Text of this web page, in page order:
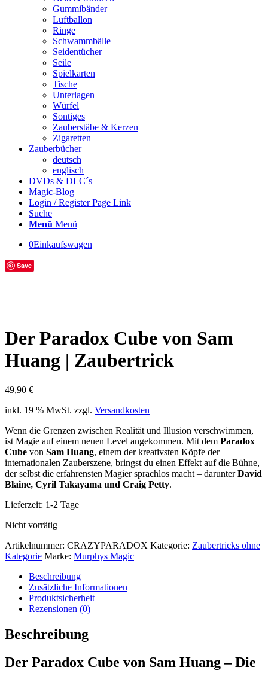
Gummibänder
Luftballon
Ringe
Schwammbälle
Seidentücher
Seile
Spielkarten
Tische
Unterlagen
Würfel
Sontiges
Zauberstäbe & Kerzen
Zigaretten
Zauberbücher
deutsch
englisch
DVDs & DLC´s
Magic-Blog
Login / Register Page Link
Suche
Menü Menü
0Einkaufswagen
Save
Der Paradox Cube von Sam
Huang | Zaubertrick
49,90 €
inkl. 19 % MwSt. zzgl. Versandkosten
Wenn die Grenzen zwischen Realität und Illusion verschwimmen,
ist Magie auf einem neuen Level angekommen. Mit dem Paradox
Cube von Sam Huang, einem der kreativsten Köpfe der
internationalen Zauberszene, bringst du einen Effekt auf die Bühne,
der selbst die erfahrensten Magier sprachlos macht – darunterDavid
Blaine, Cyril Takayama und Craig Petty.
Lieferzeit: 1-2 Tage
Nicht vorrätig
Artikelnummer: CRAZYPARADOX Kategorie: Zaubertricks ohne
Kategorie Marke: Murphys Magic
Beschreibung
Zusätzliche Informationen
Produktsicherheit
Rezensionen (0)
Beschreibung
Der Paradox Cube von Sam Huang – Die